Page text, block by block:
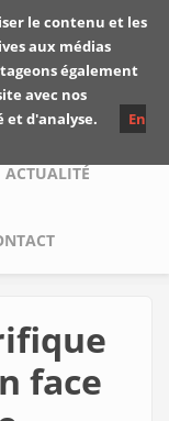
de
ACTUALITÉ
face
le contenu et les
aux médias
également
avec nos
et d'analyse.
En